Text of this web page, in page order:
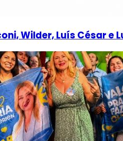
Wilder, Luís César